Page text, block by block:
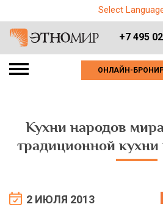
Select
+7 495
ОНЛАЙН-
Кухни народов
традиционной
2 ИЮЛЯ 2013